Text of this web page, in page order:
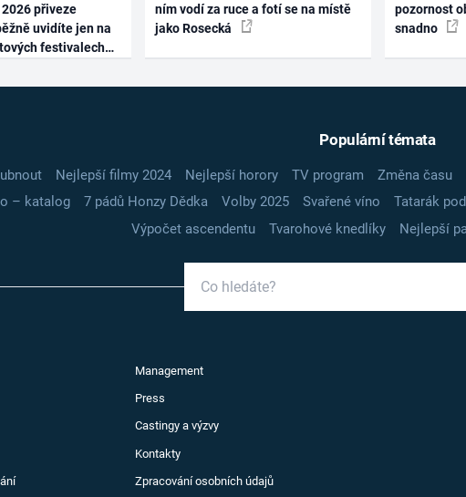
2026 přiveze
uvidíte jen na
festivalech
ním vodí za ruce a fotí se na místě
jako Rosecká
pozornost
snadno
Populární témata
Nejlepší filmy 2024 Nejlepší horory TV program Změna času
– katalog
7 pádů Honzy Dědka Volby 2025 Svařené víno Tatarák
Výpočet ascendentu
Tvarohové knedlíky Nejlepší
Management
Press
Castingy a výzvy
Kontakty
Zpracování osobních údajů